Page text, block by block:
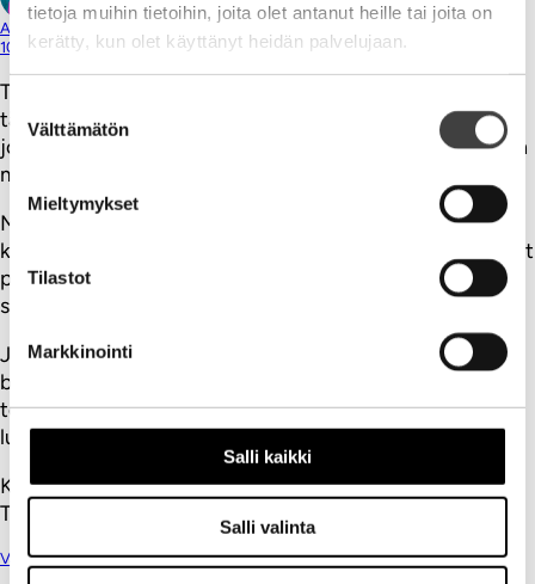
tietoja muihin tietoihin, joita olet antanut heille tai joita on
kerätty, kun olet käyttänyt heidän palvelujaan.
valinta
Välttämätön
Mieltymykset
Tilastot
Markkinointi
Salli kaikki
Salli valinta
Anne Lindfors
10.02.2014
Toisten huomioiminen ja pingaaminen on mielestäni
täysin ok niin kauan kuin on rehellinen. Eli kehuu ihmisiä,
jotka ansaitsevat kehuja, ei pelkästään henkilöitä, joiden
mielistelemisestä on itselle jotain hyötyä.
Minäkin olen omassa blogissani kehunut Tolvasta monta
kertaa ja lainannut hänen ajatuksiaan. Tämän olen tehnyt
pelkästään siksi, että pidän hänen ajattelustaan. En
suinkaan siksi, että itse jotenkin hyötyisin.
Ja mitä tulee pingaamiseen ja omien ajatusten ja
bloggausten jakamisen: mitä pahaa siinä on, jos haluaa
teksteilleen lukijoita? Eihän kenenkään ole pakko niitä
lukea tai pingeihin reagoida.
Kaiken kaikkiaan loistava kirjoitus ja hyvää herättelyä
Tolvaselta, jälleen kerran.
Vastaa